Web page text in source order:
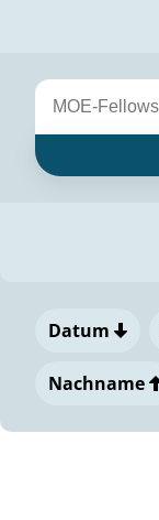
Datum
Nachname